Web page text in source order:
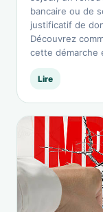
bancaire ou de
justificatif de
Découvrez
cette démarche
Lire